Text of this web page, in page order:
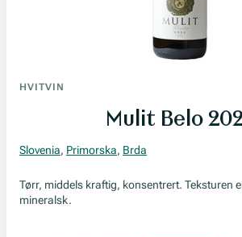
HVITVIN
Mulit Belo
Slovenia, Primorska, Brda
Tørr, middels kraftig, konsentrert. Teksturen
mineralsk.